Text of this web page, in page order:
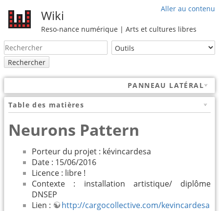
Aller au contenu
Wiki
Reso-nance numérique | Arts et cultures libres
Rechercher
PANNEAU LATÉRAL
Table des matières
Neurons Pattern
Porteur du projet : kévincardesa
Date : 15/06/2016
Licence : libre !
Contexte : installation artistique/ diplôme
DNSEP
Lien :
http://cargocollective.com/kevincardesa